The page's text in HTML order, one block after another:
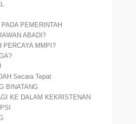
PEMERINTAH
ABADI?
PERCAYA MMPI?
Secara Tepat
BINATANG
KE DALAM KEKRISTENAN